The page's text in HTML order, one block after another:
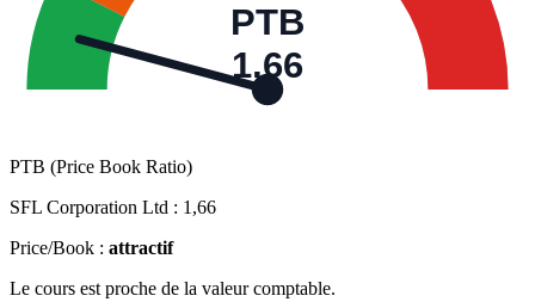
PTB
1,66
PTB (Price Book Ratio)
SFL Corporation Ltd : 1,66
Price/Book : attractif
Le cours est proche de la valeur comptable.